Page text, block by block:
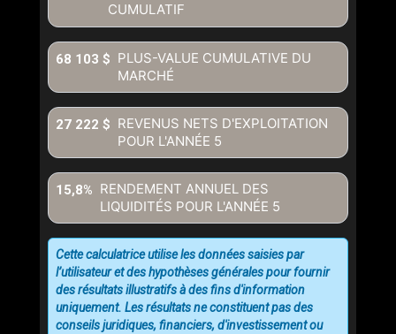
CUMULATIF
PLUS-VALUE CUMULATIVE DU
MARCHÉ
68 103 $
REVENUS NETS D'EXPLOITATION
POUR L'ANNÉE 5
27 222 $
RENDEMENT ANNUEL DES
LIQUIDITÉS POUR L'ANNÉE 5
15,8%
Cette calculatrice utilise les données saisies par
l’utilisateur et des hypothèses générales pour fournir
des résultats illustratifs à des fins d'information
uniquement. Les résultats ne constituent pas des
conseils juridiques, financiers, d'investissement ou